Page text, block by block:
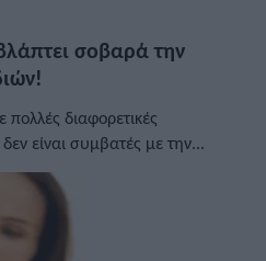
σοβαρά την
διαφορετικές
είναι συμβατές με την...